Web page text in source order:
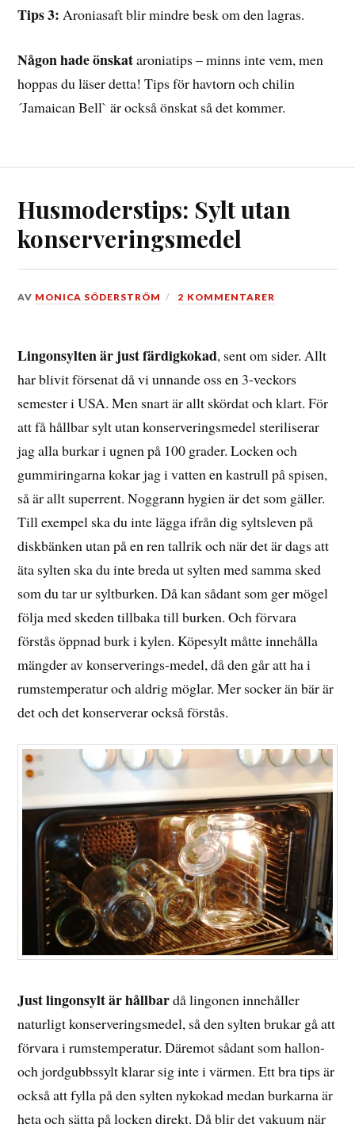
Tips 3: Aroniasaft blir mindre besk om den lagras.
Någon hade önskataroniatips – minns inte vem, men
hoppas du läser detta! Tips för havtorn och chilin
´Jamaican Bell` är också önskat så det kommer.
Husmoderstips: Sylt utan
konserveringsmedel
DEN
2015
AV MONICA SÖDERSTRÖM 2 KOMMENTARER
Lingonsylten är just färdigkokad, sent om sider. Allt
har blivit försenat då vi unnande oss en 3-veckors
semester i USA. Men snart är allt skördat och klart. För
att få hållbar sylt utan konserveringsmedel steriliserar
jag alla burkar i ugnen på 100 grader. Locken och
gummiringarna kokar jag i vatten en kastrull på spisen,
så är allt superrent. Noggrann hygien är det som gäller.
Till exempel ska du inte lägga ifrån dig syltsleven på
diskbänken utan på en ren tallrik och när det är dags att
äta sylten ska du inte breda ut sylten med samma sked
som du tar ur syltburken. Då kan sådant som ger mögel
följa med skeden tillbaka till burken. Och förvara
förstås öppnad burk i kylen. Köpesylt måtte innehålla
mängder av konserverings-medel, då den går att ha i
rumstemperatur och aldrig möglar. Mer socker än bär är
det och det konserverar också förstås.
Just lingonsylt är hållbardå lingonen innehåller
naturligt konserveringsmedel, så den sylten brukar gå att
förvara i rumstemperatur. Däremot sådant som hallon-
och jordgubbssylt klarar sig inte i värmen. Ett bra tips är
också att fylla på den sylten nykokad medan burkarna är
heta och sätta på locken direkt. Då blir det vakuum när